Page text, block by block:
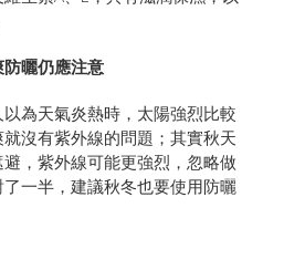
曬仍應注意
為天氣炎熱時，太陽強烈比較
沒有紫外線的問題；其實秋天
，紫外線可能更強烈，忽略做
一半，建議秋冬也要使用防曬